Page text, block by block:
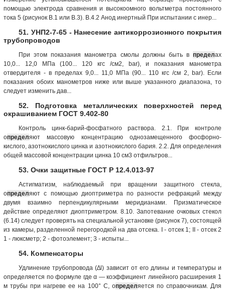
помощью электрода сравнения и высокоомного вольтметра постоянного
тока 5 (рисунок B.1 или В.3). В.4.2 Анод инертный При испытании с инер...
51. УНП2-7-65 - Нанесение антикоррозионного покрытия
трубопроводов
При этом показания манометра смолы должны быть в пределах
10,0... 12,0 МПа (100... 120 кгс /см2, bar), и показания манометра
отвердителя - в пределах 9,0... 11,0 МПа (90... 110 кгс /см 2, bar). Если
показания обоих манометров ниже или выше указанного диапазона, то
следует изменить дав...
52. Подготовка металлических поверхностей перед
окрашиванием ГОСТ 9.402-80
Контроль цинк-барий-фосфатного раствора. 2.1. При контроле
определяют массовую концентрацию однозамещенного фосфорно-
кислого, азотнокислого цинка и азотнокислого бария. 2.2. Для определения
общей массовой концентрации цинка 10 см3 отфильтров...
53. Очки защитные ГОСТ Р 12.4.013-97
Астигматизм, наблюдаемый при вращении защитного стекла,
определяют с помощью диоптриметра по разности рефракций между
двумя взаимно перпендикулярными меридианами. Призматическое
действие определяют диоптриметром. 8.10. Запотевание очковых стекол
(6.14) следует проверять на специальной установке (рисунок 7), состоящей
из камеры, разделенной перегородкой на два отсека. I - отсек 1; II - отсек 2
1 - люксметр; 2 - фотоэлемент; 3 - испыты...
54. Компенсаторы
Удлинение трубопровода (∆l) зависит от его длины и температуры и
определяется по формуле где α — коэффициент линейного расширения 1
м трубы при нагреве ее на 100° С, определяется по справочникам. Для